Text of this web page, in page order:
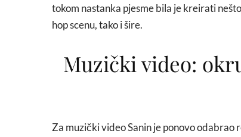
tokom nastanka pjesme bila je kreirati
hop scenu, tako i šire.
Muzički video:
Za muzički video Sanin je ponovo odabrao